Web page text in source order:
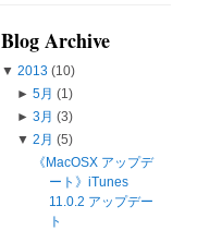
Blog Archive
▼ 2013 (10)
► 5月 (1)
► 3月 (3)
▼ 2月 (5)
《MacOSX アップデ
ート》iTunes
11.0.2 アップデー
ト